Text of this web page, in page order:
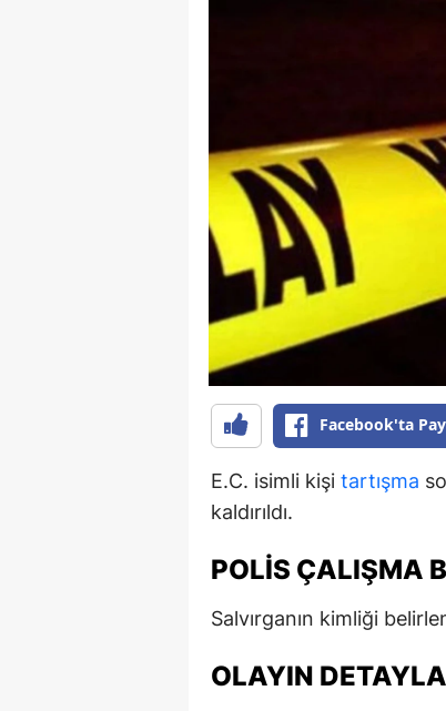
Facebook'ta
E.C. isimli kişi tartışma
kaldırıldı.
POLIS ÇALIŞMA
Salvırganın kimliği
OLAYIN